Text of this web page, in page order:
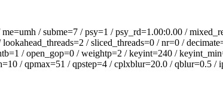
subme=7 / psy=1 / psy_rd=1.00:0.00 /
/ sliced_threads=0 / nr=0 /
/ open_gop=0 / weightp=2 / keyint=240 /
/ qpmax=51 / qpstep=4 / cplxblur=20.0 / qblur=0.5 /